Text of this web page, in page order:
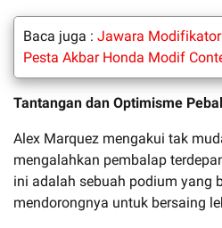
Baca juga : Jawara
Pesta Akbar Honda Modif
Tantangan dan Optimisme
Alex Marquez mengakui tak
mengalahkan pembalap
ini adalah sebuah podium yang
mendorongnya untuk bersaing